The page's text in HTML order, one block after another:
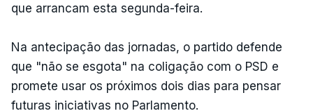
que arrancam esta segunda-feira.
Na antecipação das jornadas, o partido defende
que "não se esgota" na coligação com o PSD e
promete usar os próximos dois dias para pensar
futuras iniciativas no Parlamento.